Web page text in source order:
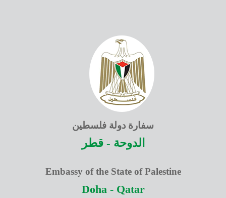
سفارة دولة فلسطين
الدوحة - قطر
Embassy of the State of Palestine
Doha - Qatar